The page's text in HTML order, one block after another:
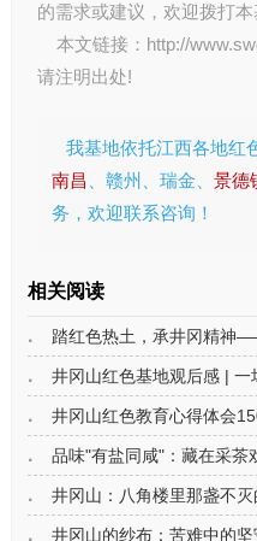
的需求或建议，欢迎拨打本
本文链接： http://
请注明出处!
我基地依托江西各地红
南昌
、赣州、瑞金、 景德
务，欢迎联系咨询！
相关阅读
踏红色热土，承井冈精神
井冈山红色基地观后感 | 一
井冈山红色教育心得体会
品味"有盐同咸"：藏在采茶
井冈山：八角楼里那盏不灭
井冈山的纱布：苦难中的